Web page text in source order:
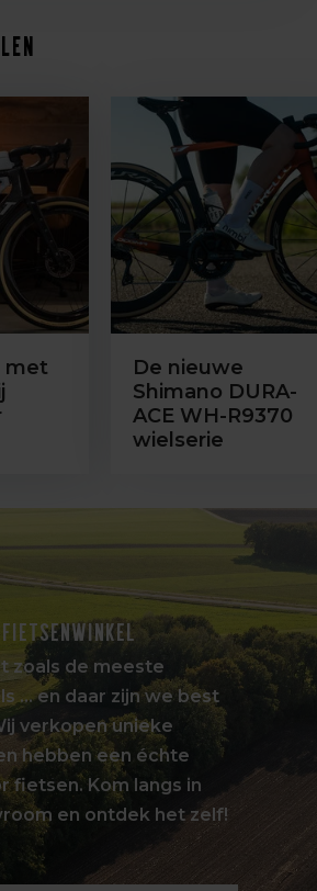
met
De nieuwe
Shimano DURA-
ACE WH-R9370
wielserie
zoals de meeste
… en daar zijn we best
verkopen unieke
hebben een échte
fietsen. Kom langs in
en ontdek het zelf!